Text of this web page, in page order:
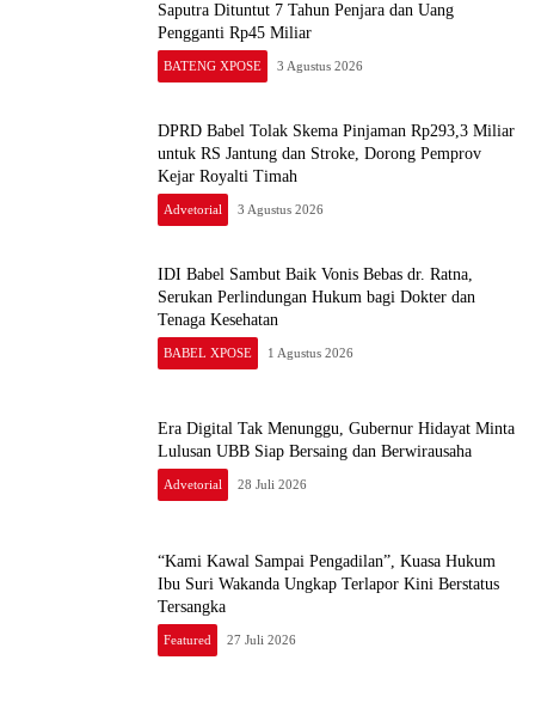
Saputra Dituntut 7 Tahun Penjara dan Uang
Pengganti Rp45 Miliar
BATENG XPOSE 3 Agustus 2026
DPRD Babel Tolak Skema Pinjaman Rp293,3 Miliar
untuk RS Jantung dan Stroke, Dorong Pemprov
Kejar Royalti Timah
Advetorial 3 Agustus 2026
IDI Babel Sambut Baik Vonis Bebas dr. Ratna,
Serukan Perlindungan Hukum bagi Dokter dan
Tenaga Kesehatan
BABEL XPOSE 1 Agustus 2026
Era Digital Tak Menunggu, Gubernur Hidayat Minta
Lulusan UBB Siap Bersaing dan Berwirausaha
Advetorial 28 Juli 2026
“Kami Kawal Sampai Pengadilan”, Kuasa Hukum
Ibu Suri Wakanda Ungkap Terlapor Kini Berstatus
Tersangka
Featured 27 Juli 2026